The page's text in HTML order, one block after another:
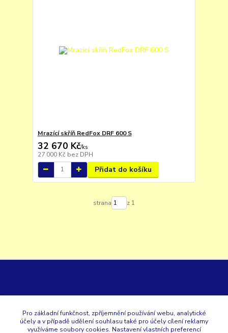
Mrazící skříň RedFox DRF 600 S
32 670 Kč/ks
27 000 Kč bez DPH
Přidat do košíku
strana z 1
+420 353 567 257
Pro základní funkčnost, zpříjemnění používání webu, analytické
účely a v případě udělení souhlasu také pro účely cílení reklamy
využíváme soubory cookies. Nastavení vlastních preferencí